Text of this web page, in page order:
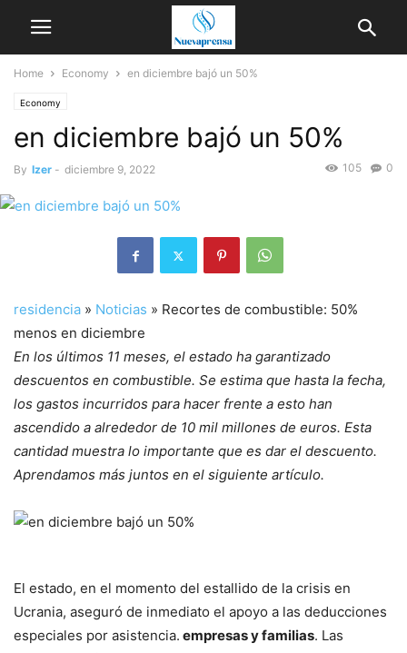
Home Economy en diciembre bajó un 50%
Economy
en diciembre bajó un 50%
By Izer - diciembre 9, 2022 0
105
residencia » Noticias » Recortes de combustible: 50%
menos en diciembre
En los últimos 11 meses, el estado ha garantizado
descuentos en combustible. Se estima que hasta la fecha,
los gastos incurridos para hacer frente a esto han
ascendido a alrededor de 10 mil millones de euros. Esta
cantidad muestra lo importante que es dar el descuento.
Aprendamos más juntos en el siguiente artículo.
El estado, en el momento del estallido de la crisis en
Ucrania, aseguró de inmediato el apoyo a las deducciones
especiales por asistencia. empresas y familias. Las